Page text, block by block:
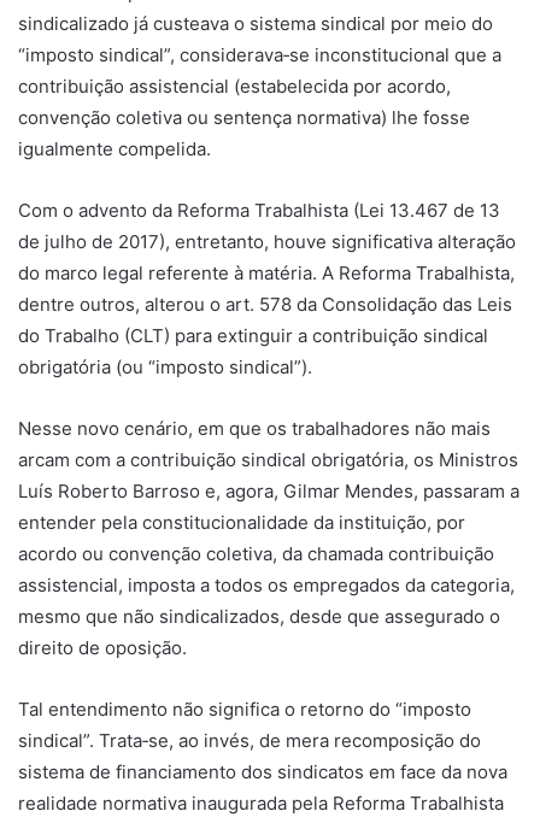
sindicalizado já custeava o sistema sindical por meio do
“imposto sindical”, considerava‐se inconstitucional que a
contribuição assistencial (estabelecida por acordo,
convenção coletiva ou sentença normativa) lhe fosse
igualmente compelida.
Com o advento da Reforma Trabalhista (Lei 13.467 de 13
de julho de 2017), entretanto, houve significativa alteração
do marco legal referente à matéria. A Reforma Trabalhista,
dentre outros, alterou o art. 578 da Consolidação das Leis
do Trabalho (CLT) para extinguir a contribuição sindical
obrigatória (ou “imposto sindical”).
Nesse novo cenário, em que os trabalhadores não mais
arcam com a contribuição sindical obrigatória, os Ministros
Luís Roberto Barroso e, agora, Gilmar Mendes, passaram a
entender pela constitucionalidade da instituição, por
acordo ou convenção coletiva, da chamada contribuição
assistencial, imposta a todos os empregados da categoria,
mesmo que não sindicalizados, desde que assegurado o
direito de oposição.
Tal entendimento não significa o retorno do “imposto
sindical”. Trata‐se, ao invés, de mera recomposição do
sistema de financiamento dos sindicatos em face da nova
realidade normativa inaugurada pela Reforma Trabalhista